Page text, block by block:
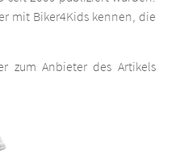
mit Biker4Kids kennen, die
zum Anbieter des Artikels